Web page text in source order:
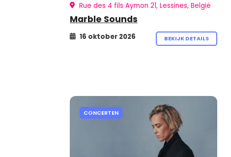
Rue des 4 fils Aymon 21, Lessines, België
Marble Sounds
16 oktober 2026 BEKIJK DETAILS
CONCERTEN